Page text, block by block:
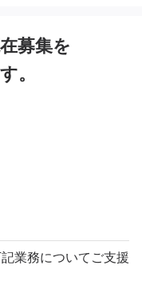
募集を
。
業務についてご支援